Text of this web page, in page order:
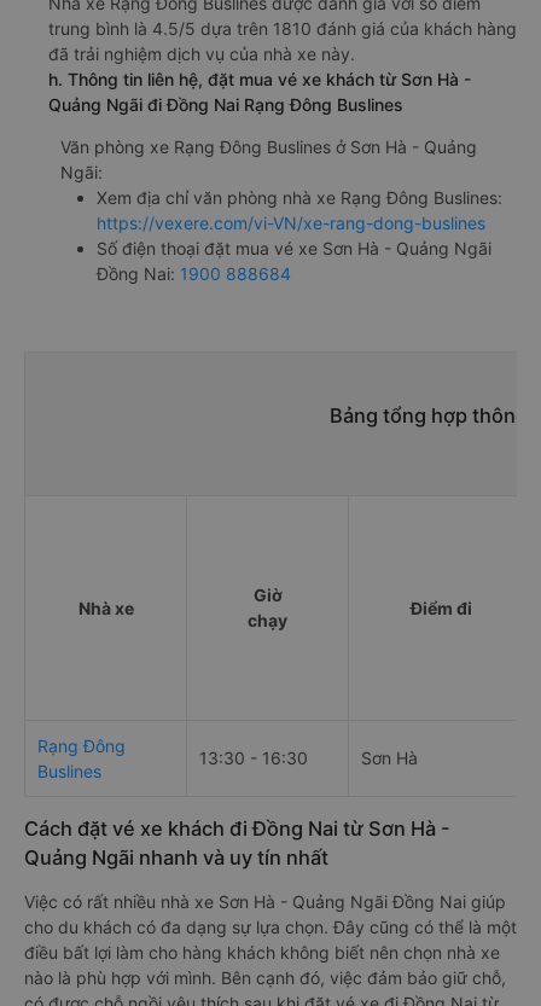
trung bình là 4.5/5 dựa trên 1810 đánh giá của khách hàng
đã trải nghiệm dịch vụ của nhà xe này.
h. Thông tin liên hệ, đặt mua vé xe khách từ Sơn Hà -
Quảng Ngãi đi Đồng Nai Rạng Đông Buslines
Văn phòng xe Rạng Đông Buslines ở Sơn Hà - Quảng
Ngãi:
Xem địa chỉ văn phòng nhà xe Rạng Đông Buslines:
https://vexere.com/vi-VN/xe-rang-dong-buslines
Số điện thoại đặt mua vé xe Sơn Hà - Quảng Ngãi
Đồng Nai: 1900 888684
Bảng tổng hợp thông
Nhà xe
Giờ
chạy
Điểm đi
Rạng Đông
Buslines
13:30 - 16:30 Sơn Hà
Cách đặt vé xe khách đi Đồng Nai từ Sơn Hà -
Quảng Ngãi nhanh và uy tín nhất
Việc có rất nhiều nhà xe Sơn Hà - Quảng Ngãi Đồng Nai giúp
cho du khách có đa dạng sự lựa chọn. Đây cũng có thể là một
điều bất lợi làm cho hàng khách không biết nên chọn nhà xe
nào là phù hợp với mình. Bên cạnh đó, việc đảm bảo giữ chỗ,